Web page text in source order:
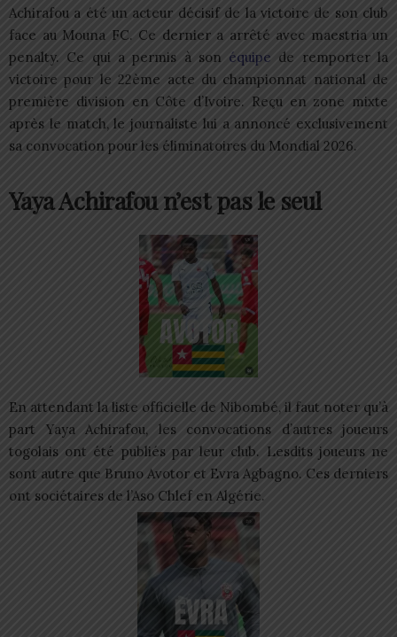
Achirafou a été un acteur décisif de la victoire de son club
face au Mouna FC. Ce dernier a arrêté avec maestria un
penalty. Ce qui a permis à son équipe de remporter la
victoire pour le 22ème acte du championnat national de
première division en Côte d’Ivoire. Reçu en zone mixte
après le match, le journaliste lui a annoncé exclusivement
sa convocation pour les éliminatoires du Mondial 2026.
Yaya Achirafou n’est pas le seul
En attendant la liste officielle de Nibombé, il faut noter qu’à
part Yaya Achirafou, les convocations d’autres joueurs
togolais ont été publiés par leur club. Lesdits joueurs ne
sont autre que Bruno Avotor et Evra Agbagno. Ces derniers
ont sociétaires de l’Aso Chlef en Algérie.